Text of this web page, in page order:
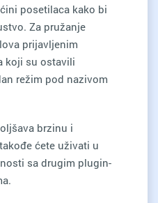
posetilaca kako bi
Za pružanje
prijavljenim
koji su ostavili
režim pod nazivom
brzinu i
ćete uživati u
sa drugim plugin-